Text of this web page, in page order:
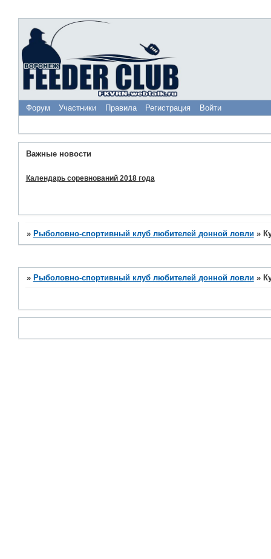
Форум Участники Правила Регистрация Войти
Важные новости
Календарь соревнований 2018 года
» Рыболовно-спортивный клуб любителей донной ловли »
» Рыболовно-спортивный клуб любителей донной ловли »